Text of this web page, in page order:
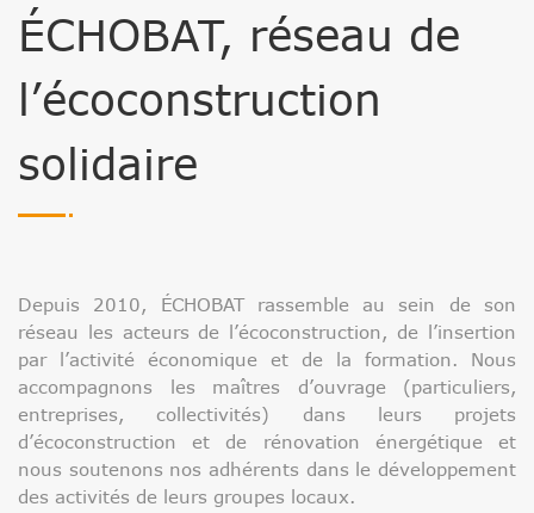
ÉCHOBAT, réseau de
l’écoconstruction
solidaire
Depuis 2010, ÉCHOBAT rassemble au sein de son
réseau les acteurs de l’écoconstruction, de l’insertion
par l’activité économique et de la formation. Nous
accompagnons les maîtres d’ouvrage (particuliers,
entreprises, collectivités) dans leurs projets
d’écoconstruction et de rénovation énergétique et
nous soutenons nos adhérents dans le développement
des activités de leurs groupes locaux.